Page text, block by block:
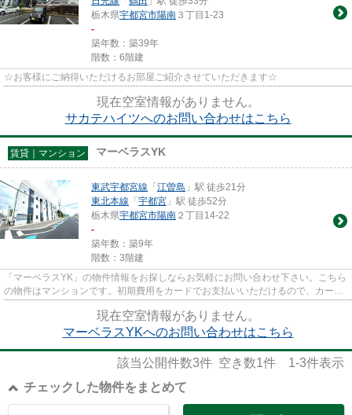
栃木県宇都宮市陽南 ３丁目1-23
-
築年数：築39年
階数：6階建
☆お客様にご納得いただけるお部屋ご紹介させていただきます☆
現在空室情報がありません。
サカテハイツへのお問い合わせはこちら
賃貸｜マンション マーベラスYK
東武宇都宮線 「江曽島 」駅 徒歩21分
東北本線 「宇都宮 」駅 徒歩52分
栃木県宇都宮市陽南 ２丁目14-22
-
築年数：築9年
階数：3階建
「マーベラスYK」の物件情報をお探しならお気軽にお問い合わせ下さい。こちら
の物件はマンションです。初期費用をカードでお支払いいただけるので、カード
で決済したい方にもおすすめ...
現在空室情報がありません。
マーベラスYKへのお問い合わせはこちら
該当公開件数3件 空き数1件 1-3件表示
チェックした物件をまとめて